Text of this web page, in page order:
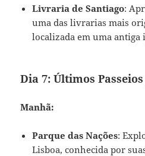
Livraria de Santiago:
uma das livrarias mais
localizada em uma antiga
Dia 7: Últimos
Manhã:
Parque das Nações:
Lisboa, conhecida por